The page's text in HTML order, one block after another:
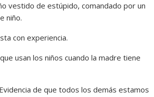
vestido de estúpido, comandado por un
niño.
con experiencia.
usan los niños cuando la madre tiene
Evidencia de que todos los demás estamos